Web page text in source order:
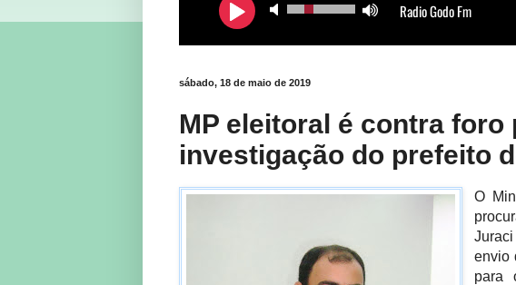
sábado, 18 de maio de 2019
MP eleitoral é contra foro
investigação do prefeito
O
envio
para